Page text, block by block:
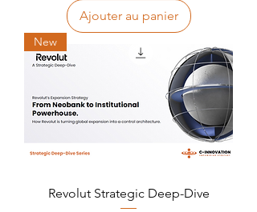
Ajouter au panier
New
Revolut Strategic Deep-Dive